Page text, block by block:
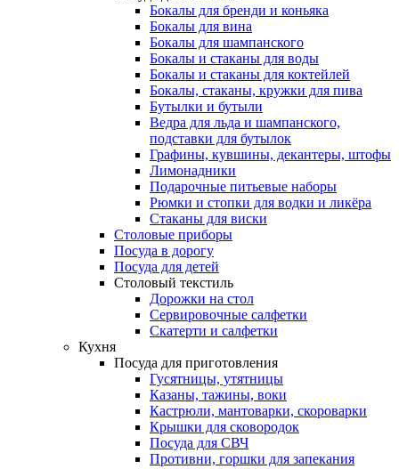
Бокалы для бренди и коньяка
Бокалы для вина
Бокалы для шампанского
Бокалы и стаканы для воды
Бокалы и стаканы для коктейлей
Бокалы, стаканы, кружки для пива
Бутылки и бутыли
Ведра для льда и шампанского,
подставки для бутылок
Графины, кувшины, декантеры, штофы
Лимонадники
Подарочные питьевые наборы
Рюмки и стопки для водки и ликёра
Стаканы для виски
Столовые приборы
Посуда в дорогу
Посуда для детей
Столовый текстиль
Дорожки на стол
Сервировочные салфетки
Скатерти и салфетки
Кухня
Посуда для приготовления
Гусятницы, утятницы
Казаны, тажины, воки
Кастрюли, мантоварки, скороварки
Крышки для сковородок
Посуда для СВЧ
Противни, горшки для запекания